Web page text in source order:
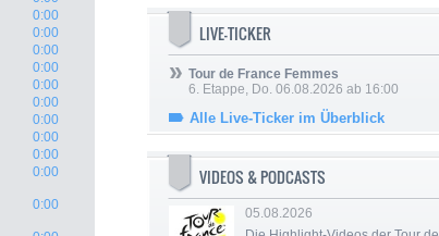
0:00
0:00
0:00
0:00
0:00
0:00
0:00
0:00
0:00
0:00
0:00
LIVE-TICKER
Tour de France Femmes
6. Etappe, Do. 06.08.2026 ab 16:00
Alle Live-Ticker im Überblick
VIDEOS & PODCASTS
05.08.2026